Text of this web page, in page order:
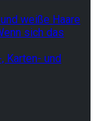
weiße Haare
sich das
Karten- und